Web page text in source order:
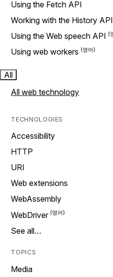
Using the Fetch API
Working with the History API
Using the Web speech API
Using web workers
All
All web technology
TECHNOLOGIES
Accessibility
HTTP
URI
Web extensions
WebAssembly
WebDriver
See all…
TOPICS
Media